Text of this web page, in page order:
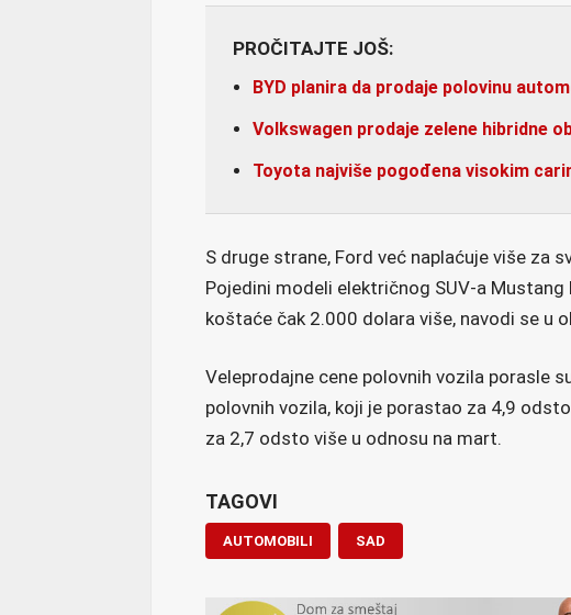
PROČITAJTE JOŠ:
BYD planira da prodaje polovinu
Volkswagen prodaje zelene hibridne
Toyota najviše pogođena visokim
S druge strane, Ford već naplaćuje više za
Pojedini modeli električnog SUV-a Mustang
koštaće čak 2.000 dolara više, navodi se u
Veleprodajne cene polovnih vozila porasle
polovnih vozila, koji je porastao za 4,9
za 2,7 odsto više u odnosu na mart.
TAGOVI
AUTOMOBILI SAD